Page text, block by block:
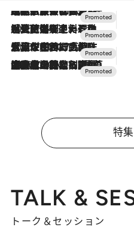
2026.7.31
【ホテル帰省】という選択肢をOMOが提案。家族とほどよい距離を保つには「昼は実家、夜は気兼ねなくホテルで！」
2026.7.24
【夏限定ディナーコース】旬を迎える稚鮎や花ズッキーニなどをイタリア・トスカーナの郷土料理の手法で満喫！
2026.7.17
「土佐和ハーブかき氷」がOMO7高知に登場！生姜、山椒、大葉など目にも舌にも涼を呼ぶ郷土の味
2026.7.10
NEW OPEN！【界 草津】名湯の地に誕生。趣の異なる2種の温泉と上州ならではの会席・蕎麦割烹など美食を味わう究極の癒やし旅
特
TALK &
トーク＆セッション